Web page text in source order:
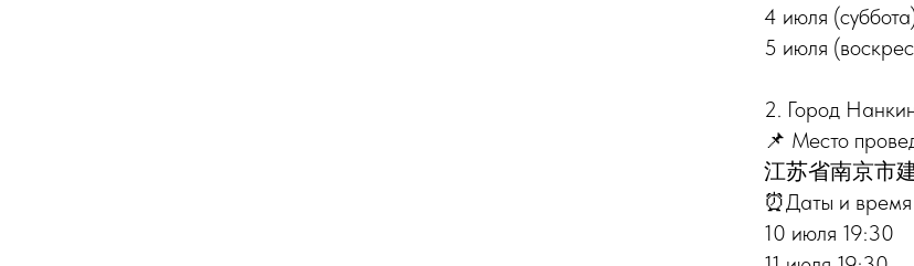
4 июля
5 июля
2. Город
📌 Место
江苏省南京市
⏰Даты и время
10 июля 19:30